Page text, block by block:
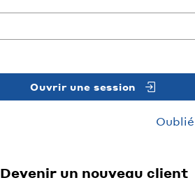
Ouvrir une session
Devenir un nouveau client